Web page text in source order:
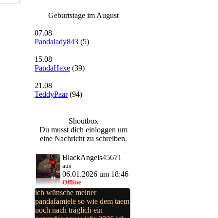
Geburtstage im August
07.08
Pandalady843 (5)
15.08
PandaHexe (39)
21.08
TeddyPaar(94)
Shoutbox
Du musst dich einloggen um
eine Nachricht zu schreiben.
BlackAngels45671
aus
06.01.2026 um 18:46
Offline
ich wünsche meiner
pandafamiele so wie dem taem
noch nach träglich ein